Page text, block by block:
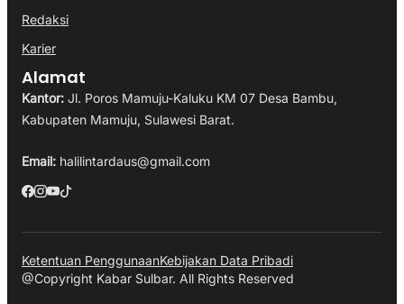
Redaksi
Karier
Alamat
Kantor: Jl. Poros Mamuju-Kaluku KM 07 Desa Bambu,
Kabupaten Mamuju, Sulawesi Barat.
Email: halilintardaus@gmail.com
Ketentuan PenggunaanKebijakan Data Pribadi
@Copyright Kabar Sulbar. All Rights Reserved